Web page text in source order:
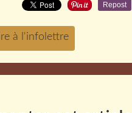
Repost